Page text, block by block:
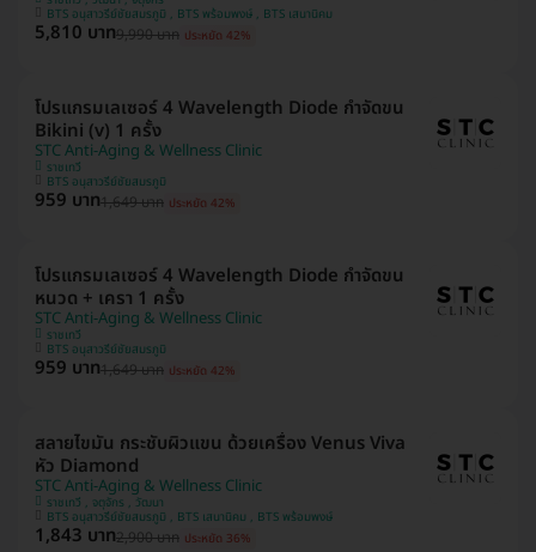
BTS อนุสาวรีย์ชัยสมรภูมิ , BTS พร้อมพงษ์ , BTS เสนานิคม
5,810 บาท9,990 บาท ประหยัด 42%
โปรแกรมเลเซอร์ 4 Wavelength Diode กำจัดขน
Bikini (v) 1 ครั้ง
STC Anti-Aging & Wellness Clinic
ราชเทวี
BTS อนุสาวรีย์ชัยสมรภูมิ
959 บาท1,649 บาท ประหยัด 42%
โปรแกรมเลเซอร์ 4 Wavelength Diode กำจัดขน
หนวด + เครา 1 ครั้ง
STC Anti-Aging & Wellness Clinic
ราชเทวี
BTS อนุสาวรีย์ชัยสมรภูมิ
959 บาท1,649 บาท ประหยัด 42%
สลายไขมัน กระชับผิวแขน ด้วยเครื่อง Venus Viva
หัว Diamond
STC Anti-Aging & Wellness Clinic
ราชเทวี , จตุจักร , วัฒนา
BTS อนุสาวรีย์ชัยสมรภูมิ , BTS เสนานิคม , BTS พร้อมพงษ์
1,843 บาท2,900 บาท ประหยัด 36%